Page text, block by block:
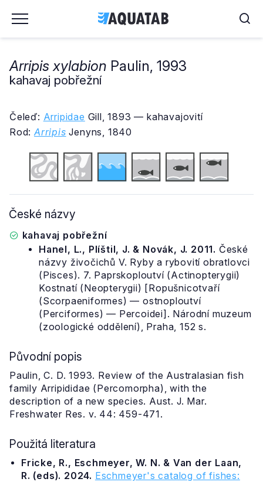
Arripis xylabion Paulin, 1993
kahavaj pobřežní
Čeleď: Arripidae Gill, 1893 — kahavajovití
Rod: Arripis Jenyns, 1840
České názvy
kahavaj pobřežní
Hanel, L., Plíštil, J. & Novák, J. 2011. České
názvy živočichů V. Ryby a rybovití obratlovci
(Pisces). 7. Paprskoploutví (Actinopterygii)
Kostnatí (Neopterygii) [Ropušnicotvaří
(Scorpaeniformes) — ostnoploutví
(Perciformes) — Percoidei]. Národní muzeum
(zoologické oddělení), Praha, 152 s.
Původní popis
Paulin, C. D. 1993. Review of the Australasian fish
family Arripididae (Percomorpha), with the
description of a new species. Aust. J. Mar.
Freshwater Res. v. 44: 459-471.
Použitá literatura
Fricke, R., Eschmeyer, W. N. & Van der Laan,
R. (eds). 2024. Eschmeyer's catalog of fishes: